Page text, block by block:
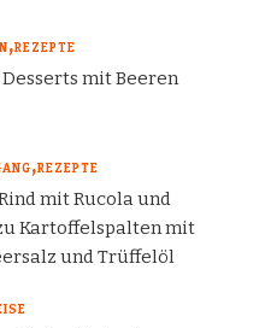
REZEPTE
mit Beeren
REZEPTE
mit Rucola und
Kartoffelspalten mit
und Trüffelöl